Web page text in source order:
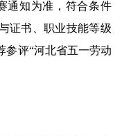
通知为准，符合条件
证书、职业技能等级
参评“河北省五一劳动